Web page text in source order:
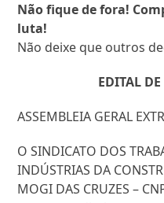
Não fique de fora!
luta!
Não deixe que outros
EDITAL
ASSEMBLEIA GERAL
O SINDICATO DOS
INDÚSTRIAS DA
MOGI DAS CRUZES –